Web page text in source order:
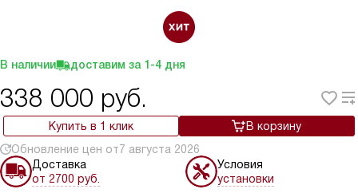
В наличии доставим за 1-4 дня
338 000 руб.
Купить в 1 клик
В корзину
Обновление цен от7 августа 2026
Доставка
от 2700 руб.
Условия
установки